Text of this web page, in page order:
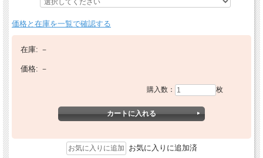
価格と在庫を一覧で確認する
在庫: －
価格: －
購入数： 枚
お気に入りに追加済